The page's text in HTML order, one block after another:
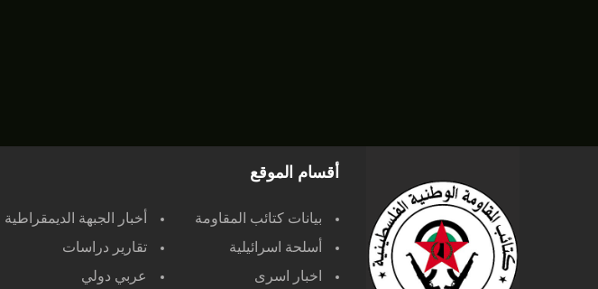
أقسام الموقع
بيانات كتائب المقاومة أخبار الجبهة الديمقراطية
أسلحة اسرائيلية
تقارير دراسات
اخبار اسرى
عربي دولي